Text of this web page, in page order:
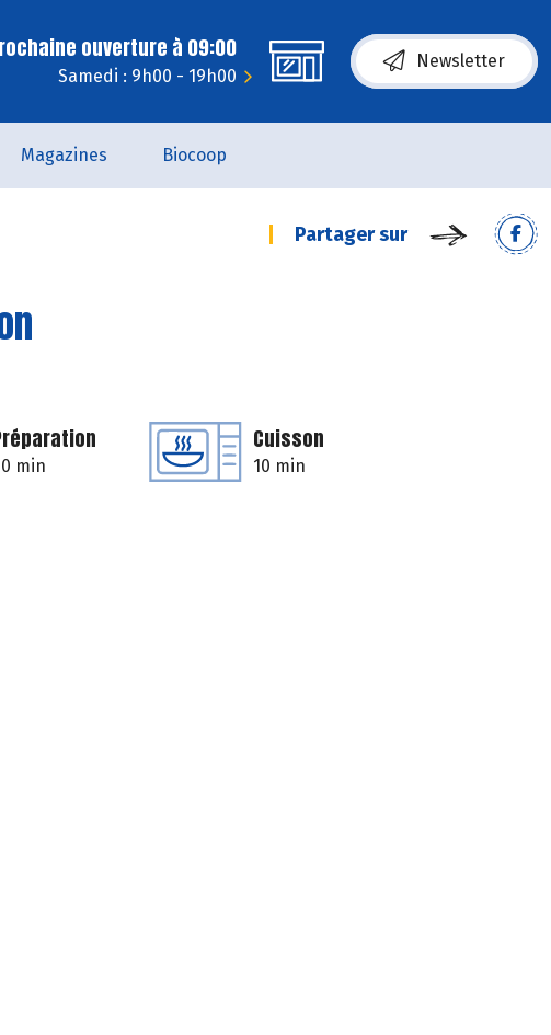
ouverture à 09:00
Samedi : 9h00 - 19h00
Newsletter
Magazines Biocoop
Partager sur
min
Cuisson
10 min